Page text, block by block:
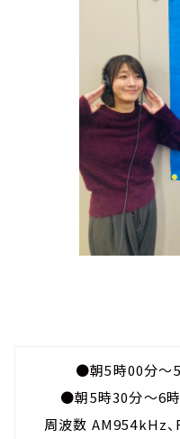
●朝5時00分
●朝5時30分～6
周波数 AM954kHz